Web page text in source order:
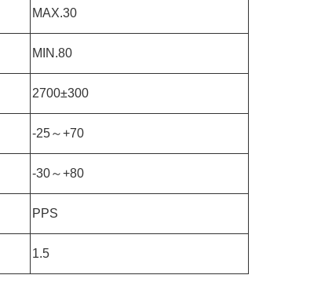
MAX.30
MIN.80
2700±300
-25～+70
-30～+80
PPS
1.5